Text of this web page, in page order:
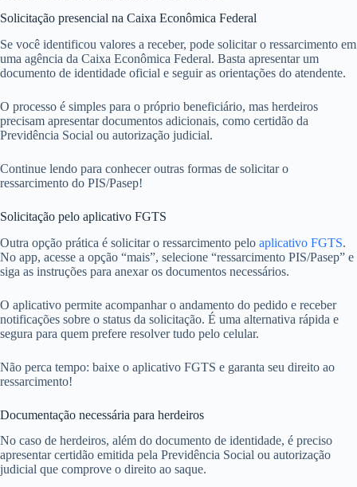
Solicitação presencial na Caixa Econômica Federal
Se você identificou valores a receber, pode solicitar o ressarcimento em
uma agência da Caixa Econômica Federal. Basta apresentar um
documento de identidade oficial e seguir as orientações do atendente.
O processo é simples para o próprio beneficiário, mas herdeiros
precisam apresentar documentos adicionais, como certidão da
Previdência Social ou autorização judicial.
Continue lendo para conhecer outras formas de solicitar o
ressarcimento do PIS/Pasep!
Solicitação pelo aplicativo FGTS
Outra opção prática é solicitar o ressarcimento pelo aplicativo FGTS.
No app, acesse a opção “mais”, selecione “ressarcimento PIS/Pasep” e
siga as instruções para anexar os documentos necessários.
O aplicativo permite acompanhar o andamento do pedido e receber
notificações sobre o status da solicitação. É uma alternativa rápida e
segura para quem prefere resolver tudo pelo celular.
Não perca tempo: baixe o aplicativo FGTS e garanta seu direito ao
ressarcimento!
Documentação necessária para herdeiros
No caso de herdeiros, além do documento de identidade, é preciso
apresentar certidão emitida pela Previdência Social ou autorização
judicial que comprove o direito ao saque.